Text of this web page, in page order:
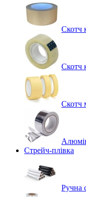
Скотч
Скотч
Скотч
Стрейч-плівка
Ручна